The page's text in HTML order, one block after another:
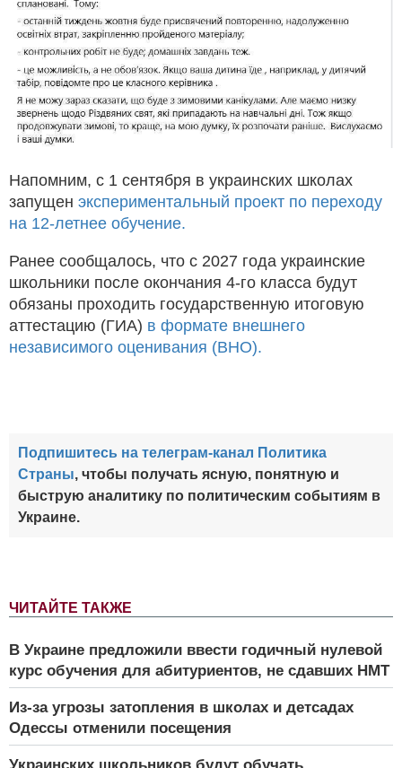
ЧИТАЙТЕ ТАКЖЕ
В Украине предложили ввести годичный нулевой
курс обучения для абитуриентов, не сдавших НМТ
Из-за угрозы затопления в школах и детсадах
Одессы отменили посещения
Напомним, с 1 сентября в украинских школах
запущен экспериментальный проект по переходу
на 12-летнее обучение.
Ранее сообщалось, что с 2027 года украинские
школьники после окончания 4-го класса будут
обязаны проходить государственную итоговую
аттестацию (ГИА) в формате внешнего
независимого оценивания (ВНО).
Подпишитесь на телеграм-канал Политика
Страны, чтобы получать ясную, понятную и
быструю аналитику по политическим событиям в
Украине.